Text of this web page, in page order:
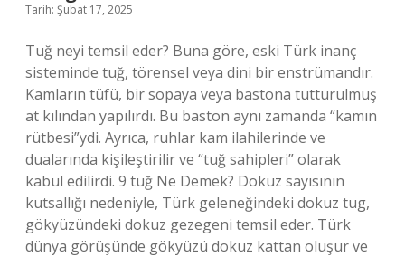
Tarih: Şubat 17, 2025
Tuğ neyi temsil eder? Buna göre, eski Türk inanç
sisteminde tuğ, törensel veya dini bir enstrümandır.
Kamların tüfü, bir sopaya veya bastona tutturulmuş
at kılından yapılırdı. Bu baston aynı zamanda “kamın
rütbesi”ydi. Ayrıca, ruhlar kam ilahilerinde ve
dualarında kişileştirilir ve “tuğ sahipleri” olarak
kabul edilirdi. 9 tuğ Ne Demek? Dokuz sayısının
kutsallığı nedeniyle, Türk geleneğindeki dokuz tug,
gökyüzündeki dokuz gezegeni temsil eder. Türk
dünya görüşünde gökyüzü dokuz kattan oluşur ve